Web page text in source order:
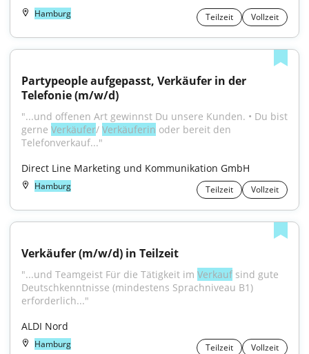
Hamburg Teilzeit Vollzeit
Partypeople aufgepasst, Verkäufer in der
Telefonie (m/w/d)
"...und offenen Art gewinnst Du unsere Kunden. • Du bist
gerne Verkäufer/ Verkäuferin oder bereit den
Telefonverkauf..."
Direct Line Marketing und Kommunikation GmbH
Hamburg Teilzeit Vollzeit
Verkäufer (m/w/d) in Teilzeit
"...und Teamgeist Für die Tätigkeit im Verkauf sind gute
Deutschkenntnisse (mindestens Sprachniveau B1)
erforderlich..."
ALDI Nord
Hamburg Teilzeit Vollzeit